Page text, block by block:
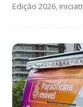
Edição 2026,